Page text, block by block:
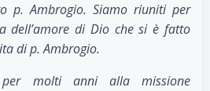
p. Ambrogio. Siamo riuniti per
dell’amore di Dio che si è fatto
di p. Ambrogio.
molti anni alla missione